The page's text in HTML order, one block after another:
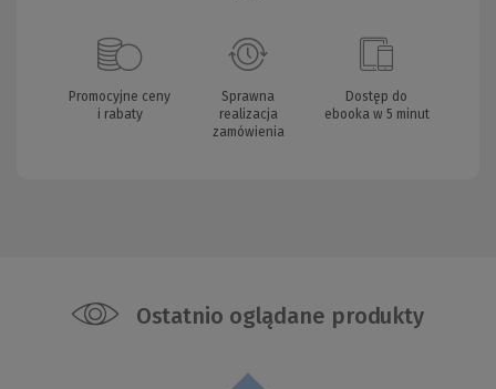
Promocyjne ceny
i rabaty
Sprawna
realizacja
zamówienia
Dostęp do
ebooka w 5 minut
Ostatnio oglądane produkty